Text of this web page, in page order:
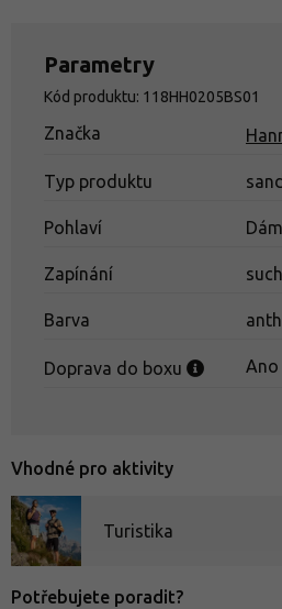
Parametry
Kód produktu: 118HH0205BS01
Značka
Typ produktu
Pohlaví
Zapínání
Barva
Doprava do boxu Ano
Vhodné pro aktivity
Turistika
Potřebujete poradit?